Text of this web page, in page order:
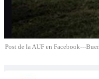
Post de la AUF en Facebook---